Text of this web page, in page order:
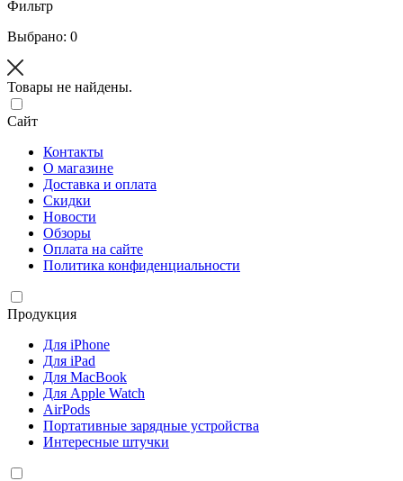
Фильтр
Выбрано: 0
Товары не найдены.
Сайт
Контакты
О магазине
Доставка и оплата
Скидки
Новости
Обзоры
Оплата на сайте
Политика конфиденциальности
Продукция
Для iPhone
Для iPad
Для MacBook
Для Apple Watch
AirPods
Портативные зарядные устройства
Интересные штучки